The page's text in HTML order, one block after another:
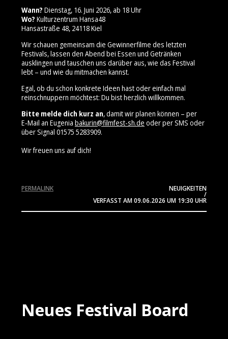
Wann? Dienstag, 16. Juni 2026, ab 18 Uhr
Wo? Kulturzentrum Hansa48
Hansastraße 48, 24118 Kiel
Wir schauen gemeinsam die Gewinnerfilme des letzten
Festivals, lassen den Abend bei Essen und Getränken
ausklingen und tauschen uns darüber aus, wie das Festival
lebt – und wie du mitmachen kannst.
Egal, ob du schon konkrete Ideen hast oder einfach mal
reinschnuppern möchtest: Du bist herzlich willkommen.
Bitte melde dich kurz an, damit wir planen können – per
E‑Mail an Eugenia bakurin@filmfest-sh.de oder per SMS oder
über Signal 01575 5283909⁩.
Wir freuen uns auf dich!
NEUIGKEITEN
/
VERFASST AM09.06.2026 UM 19:30 UHR
PERMALINK
Neues Festival Board